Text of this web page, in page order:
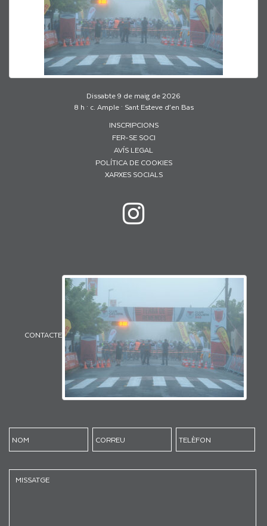
Dissabte 9 de maig de 2026
8 h · c. Ample · Sant Esteve d’en Bas
INSCRIPCIONS
FER-SE SOCI
AVÍS LEGAL
POLÍTICA DE COOKIES
XARXES SOCIALS
CONTACTE